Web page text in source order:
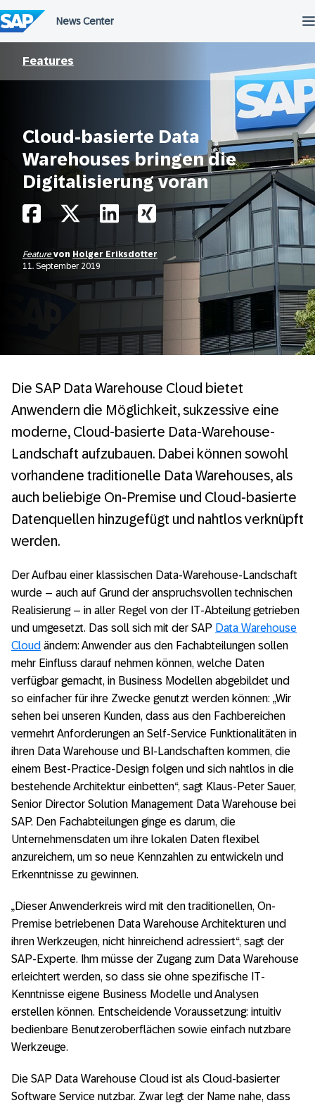
Features
Cloud-basierte Data
Warehouses bringen die
Digitalisierung voran
Featurevon Holger Eriksdotter
11. September 2019
Die SAP Data Warehouse Cloud bietet
Anwendern die Möglichkeit, sukzessive eine
moderne, Cloud-basierte Data-Warehouse-
Landschaft aufzubauen. Dabei können sowohl
vorhandene traditionelle Data Warehouses, als
auch beliebige On-Premise und Cloud-basierte
Datenquellen hinzugefügt und nahtlos verknüpft
werden.
Der Aufbau einer klassischen Data-Warehouse-Landschaft
wurde – auch auf Grund der anspruchsvollen technischen
Realisierung – in aller Regel von der IT-Abteilung getrieben
und umgesetzt. Das soll sich mit der SAP Data Warehouse
Cloud ändern: Anwender aus den Fachabteilungen sollen
mehr Einfluss darauf nehmen können, welche Daten
verfügbar gemacht, in Business Modellen abgebildet und
so einfacher für ihre Zwecke genutzt werden können: „Wir
sehen bei unseren Kunden, dass aus den Fachbereichen
vermehrt Anforderungen an Self-Service Funktionalitäten in
ihren Data Warehouse und BI-Landschaften kommen, die
einem Best-Practice-Design folgen und sich nahtlos in die
bestehende Architektur einbetten“, sagt Klaus-Peter Sauer,
Senior Director Solution Management Data Warehouse bei
SAP. Den Fachabteilungen ginge es darum, die
Unternehmensdaten um ihre lokalen Daten flexibel
anzureichern, um so neue Kennzahlen zu entwickeln und
Erkenntnisse zu gewinnen.
„Dieser Anwenderkreis wird mit den traditionellen, On-
Premise betriebenen Data Warehouse Architekturen und
ihren Werkzeugen, nicht hinreichend adressiert“, sagt der
SAP-Experte. Ihm müsse der Zugang zum Data Warehouse
erleichtert werden, so dass sie ohne spezifische IT-
Kenntnisse eigene Business Modelle und Analysen
erstellen können. Entscheidende Voraussetzung: intuitiv
bedienbare Benutzeroberflächen sowie einfach nutzbare
Werkzeuge.
Die SAP Data Warehouse Cloud ist als Cloud-basierter
Software Service nutzbar. Zwar legt der Name nahe, dass